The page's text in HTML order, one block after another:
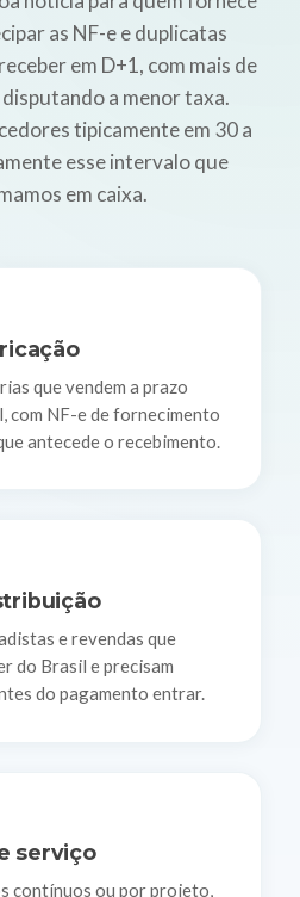
as NF-e e duplicatas
em D+1, com mais de
a menor taxa.
tipicamente em 30 a
esse intervalo que
em caixa.
que vendem a prazo
com NF-e de fornecimento
antecede o recebimento.
e revendas que
do Brasil e precisam
do pagamento entrar.
serviço
contínuos ou por projeto,